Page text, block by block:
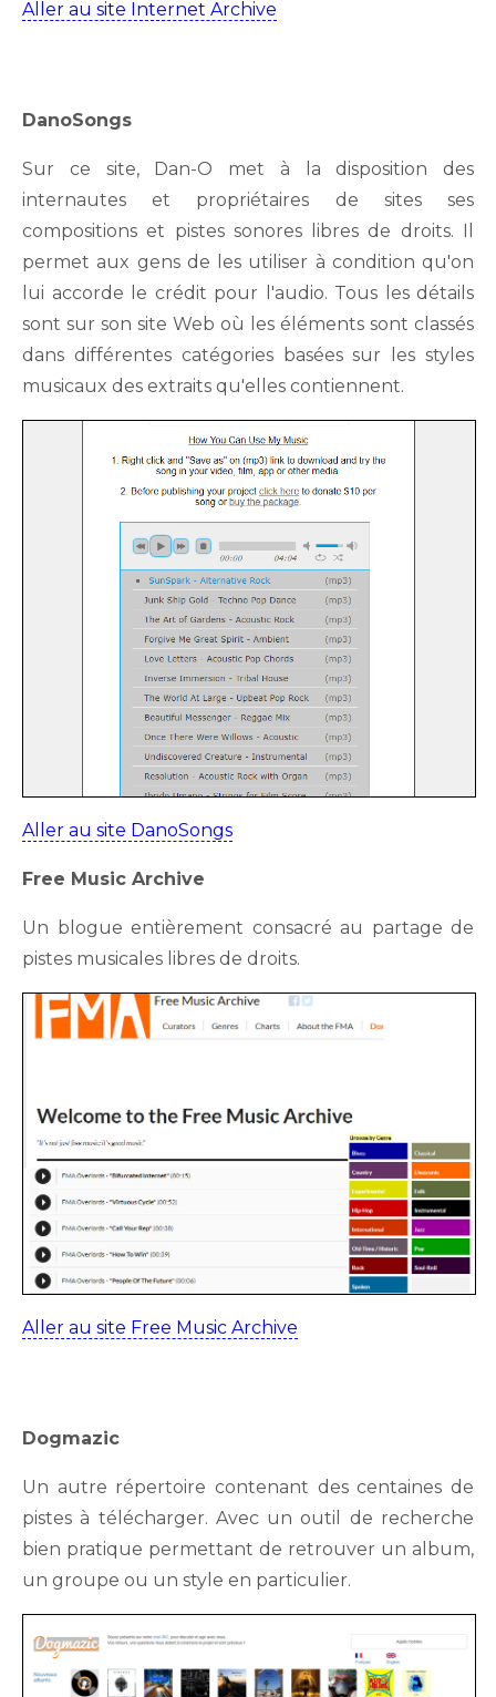
Aller au site Internet Archive
DanoSongs
Sur ce site, Dan-O met à la disposition des
internautes et propriétaires de sites ses
compositions et pistes sonores libres de droits. Il
permet aux gens de les utiliser à condition qu'on
lui accorde le crédit pour l'audio. Tous les détails
sont sur son site Web où les éléments sont classés
dans différentes catégories basées sur les styles
musicaux des extraits qu'elles contiennent.
Aller au site DanoSongs
Free Music Archive
Un blogue entièrement consacré au partage de
pistes musicales libres de droits.
Aller au site Free Music Archive
Dogmazic
Un autre répertoire contenant des centaines de
pistes à télécharger. Avec un outil de recherche
bien pratique permettant de retrouver un album,
un groupe ou un style en particulier.